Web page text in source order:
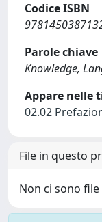
Codice ISBN
Parole chiave
Knowledge,
Appare nelle
02.02
File in questo
Non ci sono